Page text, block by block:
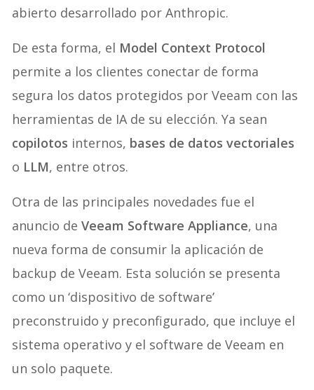
abierto desarrollado por Anthropic.
De esta forma, el Model Context Protocol
permite a los clientes conectar de forma
segura los datos protegidos por Veeam con las
herramientas de IA de su elección. Ya sean
copilotos internos, bases de datos vectoriales
o LLM, entre otros.
Otra de las principales novedades fue el
anuncio deVeeam Software Appliance, una
nueva forma de consumir la aplicación de
backup de Veeam. Esta solución se presenta
como un ‘dispositivo de software’
preconstruido y preconfigurado, que incluye el
sistema operativo y el software de Veeam en
un solo paquete.